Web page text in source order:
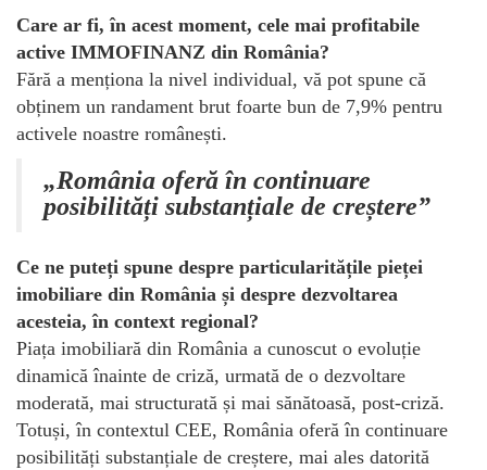
Care ar fi, în acest moment, cele mai profitabile
active IMMOFINANZ din România?
Fără a menționa la nivel individual, vă pot spune că
obținem un randament brut foarte bun de 7,9% pentru
activele noastre românești.
„România oferă în continuare
posibilități substanțiale de creștere”
Ce ne puteți spune despre particularitățile pieței
imobiliare din România și despre dezvoltarea
acesteia, în context regional?
Piața imobiliară din România a cunoscut o evoluție
dinamică înainte de criză, urmată de o dezvoltare
moderată, mai structurată și mai sănătoasă, post-criză.
Totuși, în contextul CEE, România oferă în continuare
posibilități substanțiale de creștere, mai ales datorită